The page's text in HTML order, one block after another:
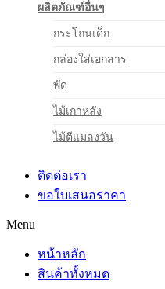
ผลิตภัณฑ์อื่นๆ
กระโถนเด็ก
กล่องใส่เอกสาร
พัด
ไม้เกาหลัง
ไม้ตีแมลงวัน
ติดต่อเรา
ขอใบเสนอราคา
Menu
หน้าหลัก
สินค้าทั้งหมด